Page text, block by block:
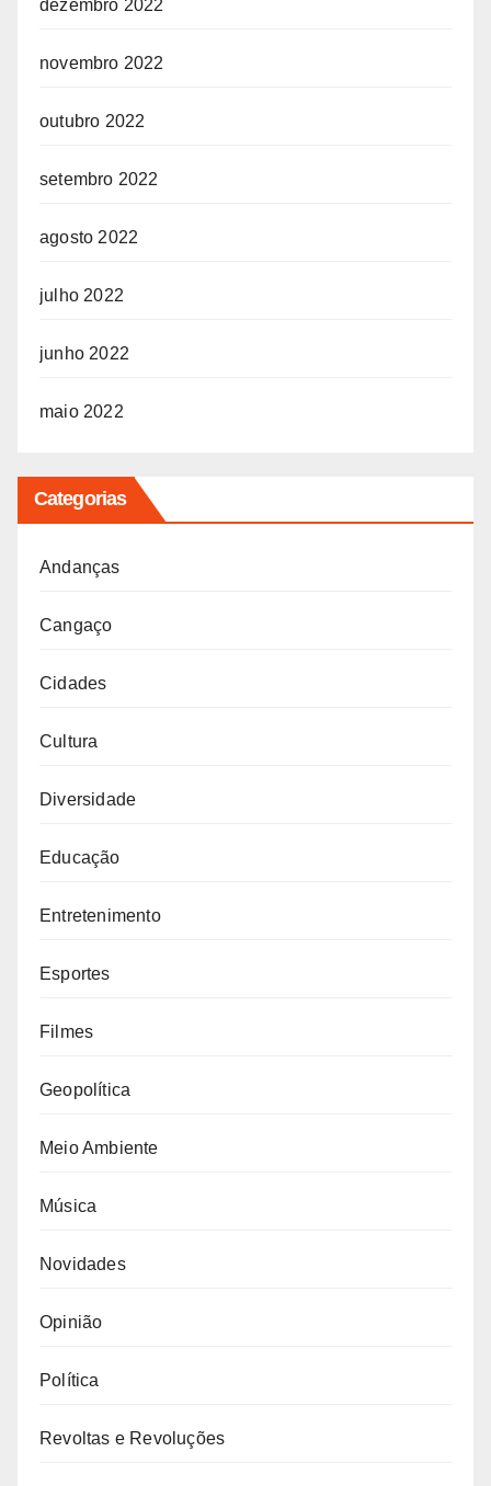
dezembro 2022
novembro 2022
outubro 2022
setembro 2022
agosto 2022
julho 2022
junho 2022
maio 2022
Categorias
Andanças
Cangaço
Cidades
Cultura
Diversidade
Educação
Entretenimento
Esportes
Filmes
Geopolítica
Meio Ambiente
Música
Novidades
Opinião
Política
Revoltas e Revoluções